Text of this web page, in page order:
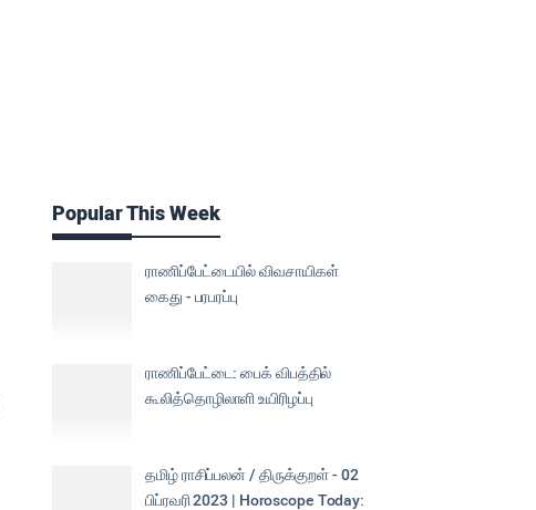
Popular This Week
ராணிப்பேட்டையில் விவசாயிகள்
கைது - பரபரப்பு
ராணிப்பேட்டை: பைக் விபத்தில்
கூலித்தொழிலாளி உயிரிழப்பு
தமிழ் ராசிப்பலன் / திருக்குறள் - 02
பிப்ரவரி 2023 | Horoscope Today: